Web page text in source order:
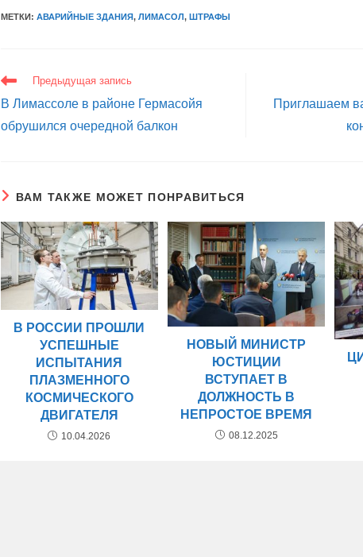
МЕТКИ:АВАРИЙНЫЕ ЗДАНИЯ, ЛИМАСОЛ, ШТРАФЫ
ЕЩЕ
СТАТЬИ
Предыдущая запись
В Лимассоле в районе Гермасойя
обрушился очередной балкон
Приглашаем
ВАМ ТАКЖЕ МОЖЕТ ПОНРАВИТЬСЯ
В РОССИИ ПРОШЛИ
УСПЕШНЫЕ
ИСПЫТАНИЯ
ПЛАЗМЕННОГО
КОСМИЧЕСКОГО
ДВИГАТЕЛЯ
10.04.2026
НОВЫЙ МИНИСТР
ЮСТИЦИИ
ВСТУПАЕТ В
ДОЛЖНОСТЬ В
НЕПРОСТОЕ ВРЕМЯ
08.12.2025